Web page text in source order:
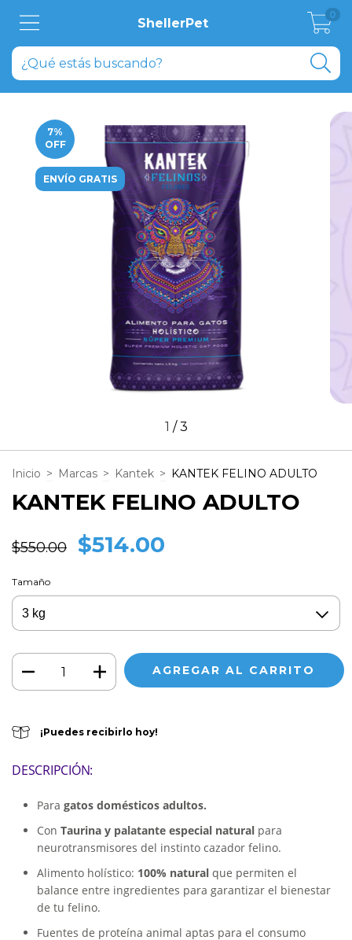
ShellerPet
0
7%
OFF
ENVÍO GRATIS
1 /3
Inicio > Marcas > Kantek > KANTEK FELINO ADULTO
KANTEK FELINO ADULTO
$550.00 $514.00
Tamaño
¡Puedes recibirlo hoy!
DESCRIPCIÓN:
Para gatos domésticos adultos.
Con Taurina y palatante especial natural para
neurotransmisores del instinto cazador felino.
Alimento holístico: 100% natural que permiten el
balance entre ingredientes para garantizar el bienestar
de tu felino.
Fuentes de proteína animal aptas para el consumo